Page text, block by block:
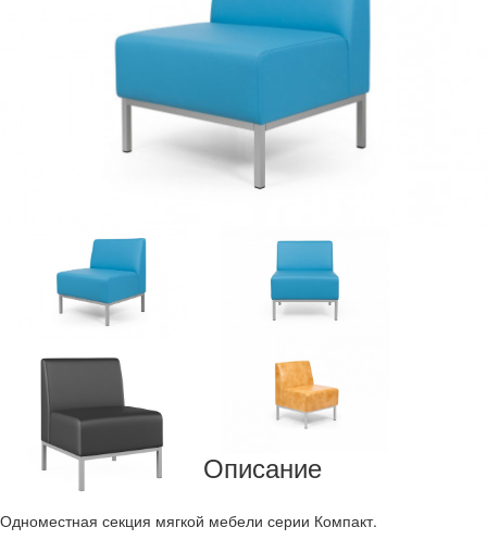
Описание
Одноместная секция мягкой мебели серии Компакт.